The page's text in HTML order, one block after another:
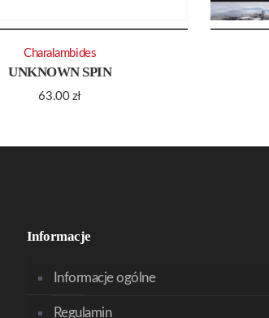
UNKNOWN SPIN
63.00 zł
Charalambides
Informacje
Informacje ogólne
Regulamin